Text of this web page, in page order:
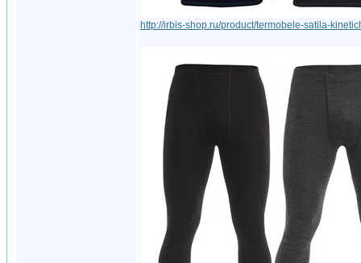
http://irbis-shop.ru/product/termobele-satila-